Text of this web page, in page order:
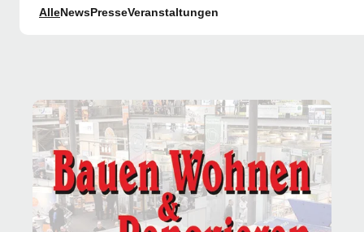
AlleNewsPresseVeranstaltungen